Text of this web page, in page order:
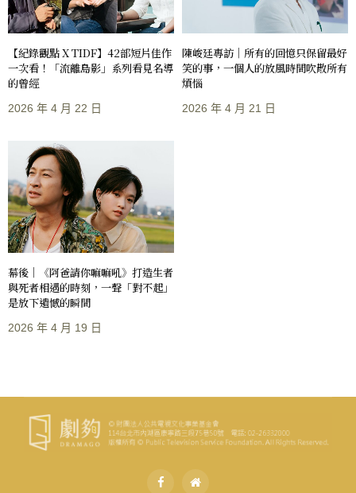
【紀錄觀點 X TIDF】42部短片佳作
一次看！「流離島影」系列看見名導
的曾經
2026 年 4 月 22 日
陳峻廷專訪｜所有的回憶只保留最好
笑的事，一個人的放風時間吹散所有
煩惱
2026 年 4 月 21 日
幕後｜《阿爸請你嘛嘛吼》打造生者
與死者相遇的時刻，一聲「對不起」
是放下遺憾的瞬間
2026 年 4 月 19 日